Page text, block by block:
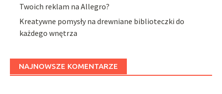
Twoich reklam na Allegro?
Kreatywne pomysły na drewniane biblioteczki do
każdego wnętrza
NAJNOWSZE KOMENTARZE